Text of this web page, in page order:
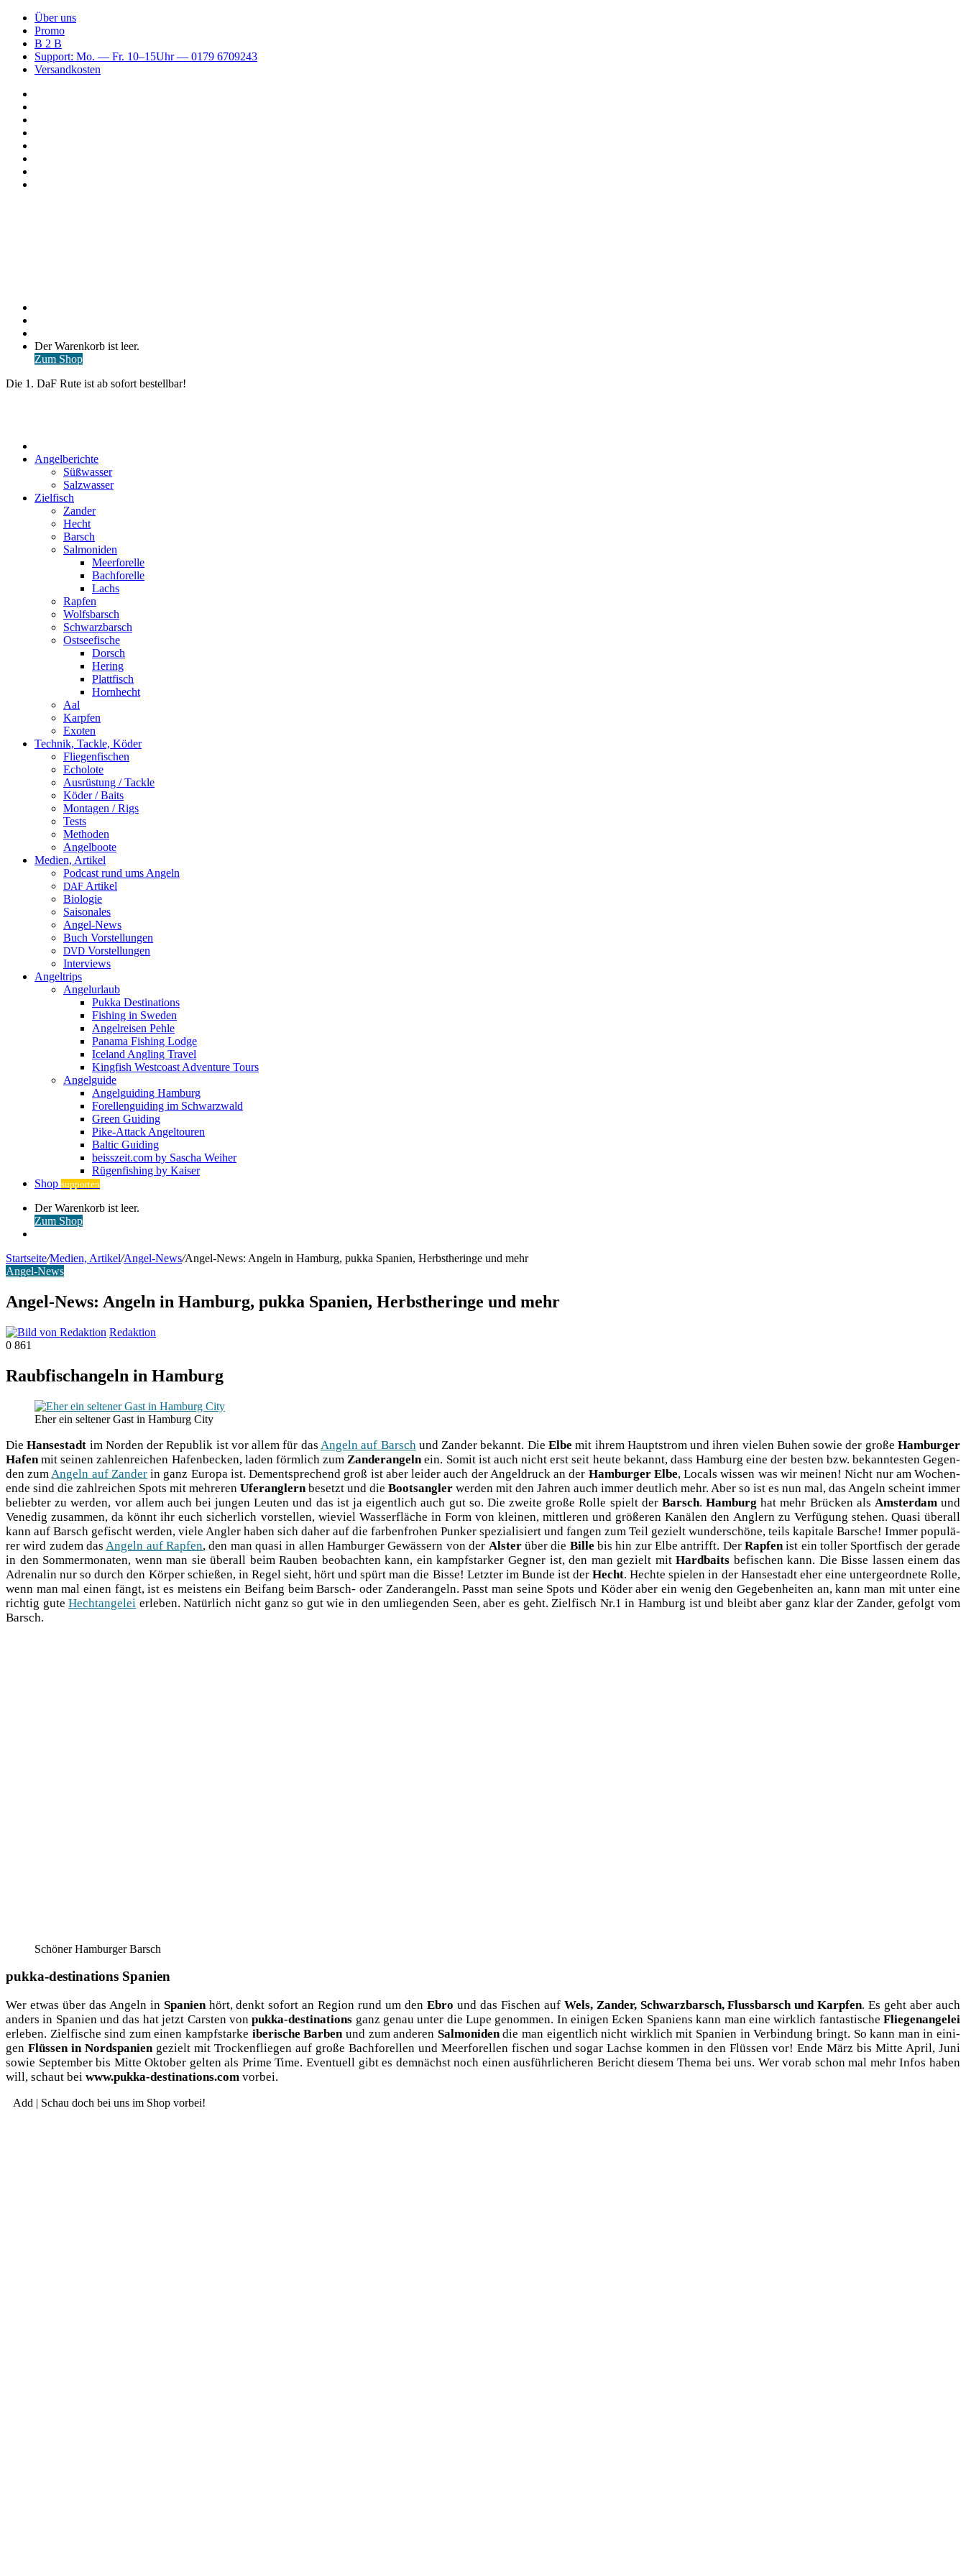
Über uns
Promo
B 2 B
Support: Mo. — Fr. 10–15Uhr — 0179 6709243
Versandkosten
Warenkorb
ansehen
Der Warenkorb ist leer.
Zum Shop
Die 1. DaF Rute ist ab sofort bestellbar!
Angelberichte
Süßwasser
Salzwasser
Zielfisch
Zander
Hecht
Barsch
Salmoniden
Meerforelle
Bachforelle
Lachs
Rapfen
Wolfsbarsch
Schwarzbarsch
Ostseefische
Dorsch
Hering
Plattfisch
Hornhecht
Aal
Karpfen
Exoten
Technik, Tackle, Köder
Fliegenfischen
Echolote
Ausrüstung / Tackle
Köder / Baits
Montagen / Rigs
Tests
Methoden
Angelboote
Medien, Artikel
Podcast rund ums Angeln
DAF Artikel
Biologie
Saisonales
Angel-News
Buch Vorstellungen
DVD Vorstellungen
Interviews
Angeltrips
Angelurlaub
Pukka Destinations
Fishing in Sweden
Angelreisen Pehle
Panama Fishing Lodge
Iceland Angling Travel
Kingfish Westcoast Adventure Tours
Angelguide
Angelguiding Hamburg
Forellenguiding im Schwarzwald
Green Guiding
Pike-Attack Angeltouren
Baltic Guiding
beisszeit.com by Sascha Weiher
Rügenfishing by Kaiser
Shop supporten
Warenkorb
ansehen
Der Warenkorb ist leer.
Zum Shop
Startseite/Medien, Artikel/Angel-News/Angel-News: Angeln in Hamburg, pukka Spanien, Herbstheringe und mehr
Angel-News
Angel-News: Angeln in Hamburg, pukka Spanien, Herbstheringe und mehr
Redaktion
0 861
Raubfischangeln in Hamburg
Eher ein sel­te­ner Gast in Ham­burg City
DieHan­se­stadt im Nor­den der Repu­blik ist vor allem für das Angeln auf Barsch und Zan­der bekannt. Die Elbe mit ihrem Haupt­strom und ihren vie­len Buhen sowie der gro­ßeHam­bur­ger
Hafen mit sei­nen zah­len­rei­chen Hafen­be­cken, laden förm­lich zum Zan­der­an­geln ein. Somit ist auch nicht erst seit heu­te bekannt, dass Ham­burg eine der bes­ten bzw. bekann­tes­ten Gegen­
den zum Angeln auf Zan­derin ganz Euro­pa ist. Dem­entspre­chend groß ist aber lei­der auch der Angel­druck an der Ham­bur­ger Elbe, Locals wis­sen was wir mei­nen! Nicht nur am Wochen­
en­de sind die zahl­rei­chen Spots mit meh­re­ren Ufer­ang­lern besetzt und die Boots­ang­ler wer­den mit den Jah­ren auch immer deut­lich mehr. Aber so ist es nun mal, das Angeln scheint immer
belieb­ter zu wer­den, vor allem auch bei jun­gen Leu­ten und das ist ja eigent­lich auch gut so. Die zwei­te gro­ße Rol­le spielt der Barsch.Ham­burg hat mehr Brü­cken als Ams­ter­damund
Vene­dig zusam­men, da könnt ihr euch sicher­lich vor­stel­len, wie­viel Was­ser­flä­che in Form von klei­nen, mitt­le­ren und grö­ße­ren Kanä­len den Ang­lern zu Ver­fü­gung ste­hen. Qua­si über­all
kann auf Barsch gefischt wer­den, vie­le Ang­ler haben sich daher auf die far­ben­fro­hen Pun­ker spe­zia­li­siert und fan­gen zum Teil gezielt wun­der­schö­ne, teils kapi­ta­le Bar­sche! Immer popu­lä­
rer wird zudem das Angeln auf Rap­fen, den man qua­si in allen Ham­bur­ger Gewäs­sern von der Als­terüber die Bil­le bis hin zur Elbe antrifft. Der Rap­fenist ein tol­ler Sport­fisch der gera­de
in den Som­mer­mo­na­ten, wenn man sie über­all beim Rau­ben beob­ach­ten kann, ein kampf­star­ker Geg­ner ist, den man gezielt mitHard­baits befi­schen kann. Die Bis­se las­sen einem das
Adre­na­lin nur so durch den Kör­per schie­ßen, in Regel sieht, hört und spürt man die Bis­se! Letz­ter im Bun­de ist derHecht. Hech­te spie­len in der Han­se­stadt eher eine unter­ge­ord­ne­te Rol­le,
wenn man mal einen fängt, ist es meis­tens ein Bei­fang beim Barsch- oder Zan­der­an­geln. Passt man sei­ne Spots und Köder aber ein wenig den Gege­ben­hei­ten an, kann man mit unter eine
rich­tig guteHecht­an­ge­lei erle­ben. Natür­lich nicht ganz so gut wie in den umlie­gen­den Seen, aber es geht. Ziel­fisch Nr.1 in Ham­burg ist und bleibt aber ganz klar der Zan­der, gefolgt vom
Barsch.
Schö­ner Ham­bur­ger Barsch
pukka-destinations Spanien
Wer etwas über das Angeln in Spa­ni­enhört, denkt sofort an Regi­on rund um den Ebro und das Fischen auf Wels, Zan­der, Schwarz­barsch, Fluss­barsch und Karp­fen. Es geht aber auch
anders in Spa­ni­en und das hat jetzt Cars­ten vonpuk­ka-desti­na­ti­ons ganz genau unter die Lupe genom­men. In eini­gen Ecken Spa­ni­ens kann man eine wirk­lich fan­tas­ti­scheFlie­gen­an­ge­lei
erle­ben. Ziel­fi­sche sind zum einen kampf­star­ke ibe­ri­sche Bar­benund zum ande­ren Sal­mo­ni­dendie man eigent­lich nicht wirk­lich mit Spa­ni­en in Ver­bin­dung bringt. So kann man in eini­
gen Flüs­sen in Nord­spa­ni­engezielt mit Tro­cken­flie­gen auf gro­ße Bach­fo­rel­len und Meer­fo­rel­len fischen und sogar Lach­se kom­men in den Flüs­sen vor! Ende März bis Mit­te April, Juni
sowie Sep­tem­ber bis Mit­te Okto­ber gel­ten als Prime Time. Even­tu­ell gibt es dem­nächst noch einen aus­führ­li­che­ren Bericht die­sem The­ma bei uns. Wer vor­ab schon mal mehr Infos haben
will, schaut bei www.pukka-destinations.com vorbei.
Add | Schau doch bei uns im Shop vorbei!